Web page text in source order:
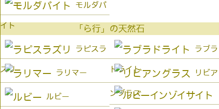
モルダバ
イト 「ら行」の天然石
ラピスラ
ズリ
ラブラ
ドライト
ラリマー リビア
ングラス
ルビー